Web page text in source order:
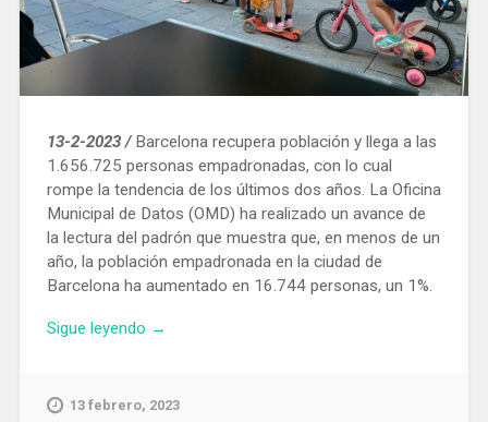
13-2-2023 /Barcelona recupera población y llega a las
1.656.725 personas empadronadas, con lo cual
rompe la tendencia de los últimos dos años. La Oficina
Municipal de Datos (OMD) ha realizado un avance de
la lectura del padrón que muestra que, en menos de un
año, la población empadronada en la ciudad de
Barcelona ha aumentado en 16.744 personas, un 1%.
Sigue leyendo «Barcelona
2022
→
13 febrero, 2023